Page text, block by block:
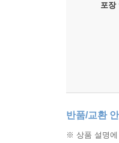
포장
반품/교환
※ 상품 설명에